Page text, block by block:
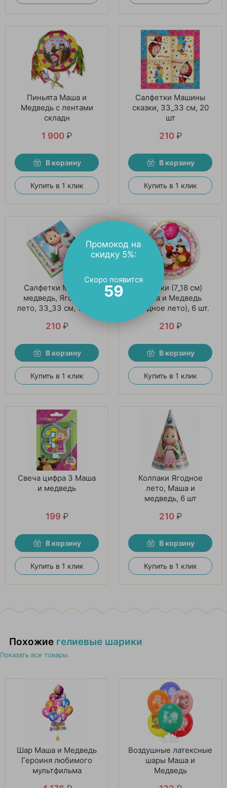
Пиньята Маша и
Медведь с лентами
складн
1 900 ₽
В корзину
Купить в 1 клик
Салфетки Машины
сказки, 33_33 см, 20
шт
210 ₽
В корзину
Купить в 1 клик
Салфетки Маша и
медведь, Ягодное
лето, 33_33 см, 12 шт
210 ₽
В корзину
Купить в 1 клик
Тарелки (7_18 см)
Маша и Медведь
(Ягодное лето), 6 шт.
210 ₽
В корзину
Купить в 1 клик
Свеча цифра 3 Маша
и медведь
199 ₽
В корзину
Купить в 1 клик
Колпаки Ягодное
лето, Маша и
медведь, 6 шт
210 ₽
В корзину
Купить в 1 клик
Похожие гелиевые шарики
Показать все товары
Шар Маша и Медведь
Героиня любимого
мультфильма
Воздушные латексные
шары Маша и
Медведь
Промокод на
скидку 5%:
Скоро появится
58